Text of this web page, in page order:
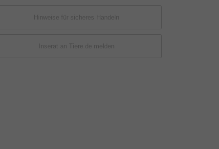
Hinweise für sicheres Handeln
Inserat an Tiere.de melden